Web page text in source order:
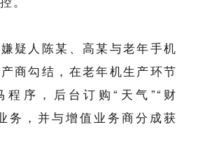
疑人陈某、高某与老年手机
商勾结，在老年机生产环节
程序，后台订购“天气”“财
务，并与增值业务商分成获